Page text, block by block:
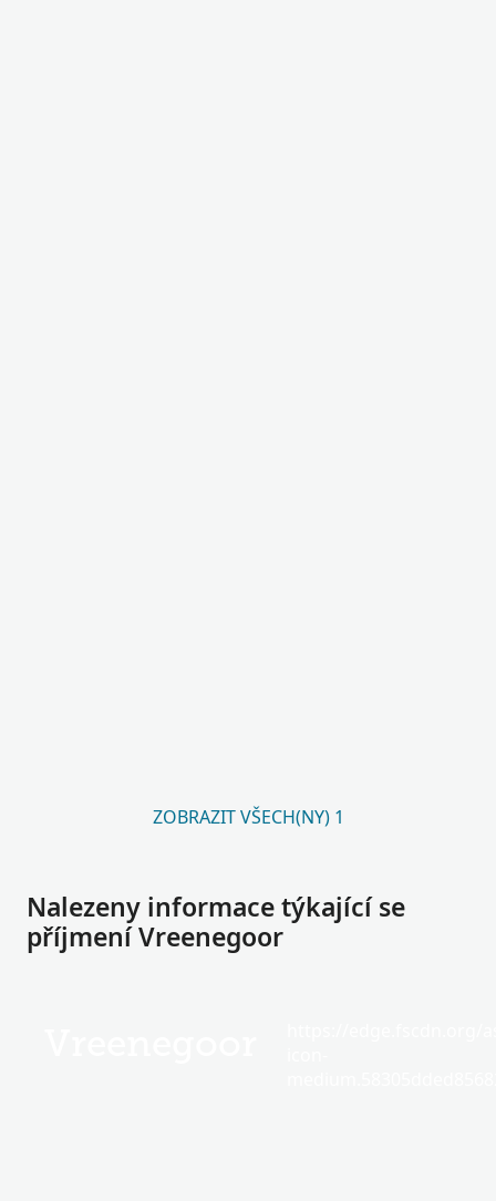
ZOBRAZIT VŠECH(NY) 1
Nalezeny informace týkající se
příjmení Vreenegoor